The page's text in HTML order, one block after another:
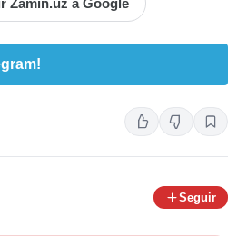
Zamin.uz a Google
Seguir